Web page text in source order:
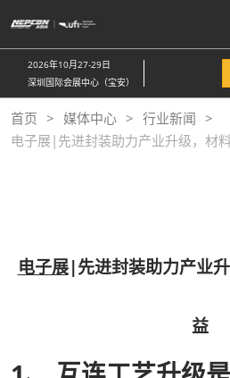
接
跳
至
内
容
2026年10月27-29日
深圳国际会展中心（宝安）
首页 媒体中心
行业新闻
电子展|先进封装助力产业升级，材
电子展|先进封装助力产业
益